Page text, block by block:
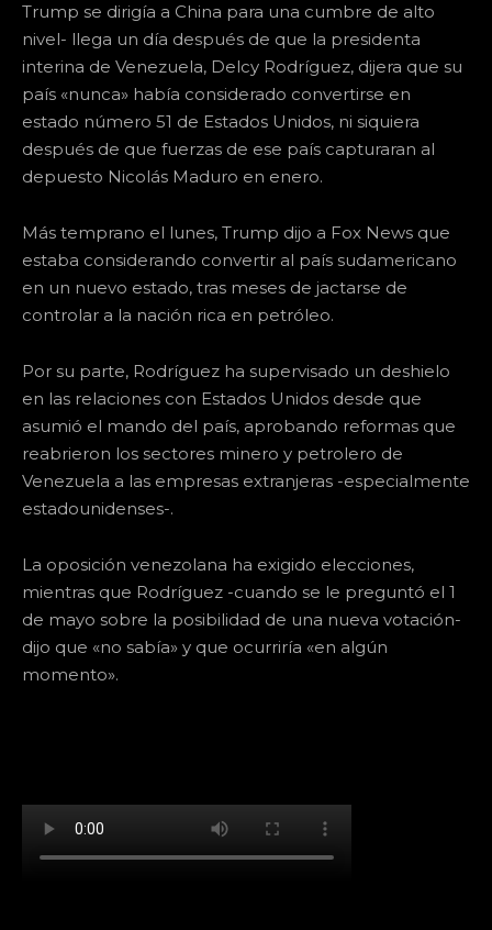
Trump se dirigía a China para una cumbre de alto
nivel- llega un día después de que la presidenta
interina de Venezuela, Delcy Rodríguez, dijera que su
país «nunca» había considerado convertirse en
estado número 51 de Estados Unidos, ni siquiera
después de que fuerzas de ese país capturaran al
depuesto Nicolás Maduro en enero.
Más temprano el lunes, Trump dijo a Fox News que
estaba considerando convertir al país sudamericano
en un nuevo estado, tras meses de jactarse de
controlar a la nación rica en petróleo.
Por su parte, Rodríguez ha supervisado un deshielo
en las relaciones con Estados Unidos desde que
asumió el mando del país, aprobando reformas que
reabrieron los sectores minero y petrolero de
Venezuela a las empresas extranjeras -especialmente
estadounidenses-.
La oposición venezolana ha exigido elecciones,
mientras que Rodríguez -cuando se le preguntó el 1
de mayo sobre la posibilidad de una nueva votación-
dijo que «no sabía» y que ocurriría «en algún
momento».